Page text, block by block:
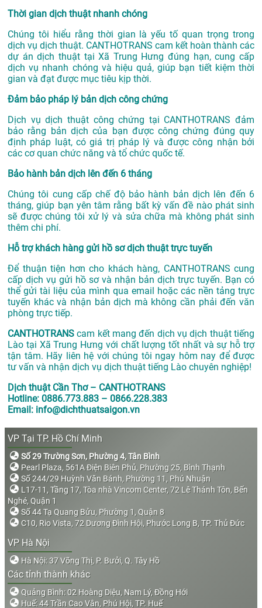
Thời gian dịch thuật nhanh chóng
Chúng tôi hiểu rằng thời gian là yếu tố quan trọng trong
dịch vụ dịch thuật. CANTHOTRANS cam kết hoàn thành các
dự ándịch thuật tại Xã Trung Hưng đúng hạn, cung cấp
dịch vụ nhanh chóng và hiệu quả, giúp bạn tiết kiệm thời
gian và đạt được mục tiêu kịp thời.
Đảm bảo pháp lý bản dịch công chứng
Dịch vụ dịch thuật công chứng tại CANTHOTRANS đảm
bảo rằng bản dịch của bạn được công chứng đúng quy
định pháp luật, có giá trị pháp lý và được công nhận bởi
các cơ quan chức năng và tổ chức quốc tế.
Bảo hành bản dịch lên đến 6 tháng
Chúng tôi cung cấp chế độ bảo hành bản dịch lên đến 6
tháng, giúp bạn yên tâm rằng bất kỳ vấn đề nào phát sinh
sẽ được chúng tôi xử lý và sửa chữa mà không phát sinh
thêm chi phí.
Hỗ trợ khách hàng gửi hồ sơ dịch thuật trực tuyến
Để thuận tiện hơn cho khách hàng, CANTHOTRANS cung
cấp dịch vụ gửi hồ sơ và nhận bản dịch trực tuyến. Bạn có
thể gửi tài liệu của mình qua email hoặc các nền tảng trực
tuyến khác và nhận bản dịch mà không cần phải đến văn
phòng trực tiếp.
CANTHOTRANS cam kết mang đến dịch vụ dịch thuật tiếng
Lào tại Xã Trung Hưng với chất lượng tốt nhất và sự hỗ trợ
tận tâm. Hãy liên hệ với chúng tôi ngay hôm nay để được
tư vấn và nhận dịch vụ dịch thuật tiếng Lào chuyên nghiệp!
Dịch thuật Cần Thơ – CANTHOTRANS
Hotline: 0886.773.883 – 0866.228.383
Email: info@dichthuatsaigon.vn
VP Tại TP. Hồ Chí Minh
Số 29 Trường Sơn, Phường 4, Tân Bình
Pearl Plaza, 561A Điện Biên Phủ, Phường 25, Bình Thạnh
Số 244/29 Huỳnh Văn Bánh, Phường 11, Phú Nhuận
L17-11, Tầng 17, Tòa nhà Vincom Center, 72 Lê Thánh Tôn, Bến
Nghé, Quận 1
Số 44 Tạ Quang Bửu, Phường 1, Quận 8
C10, Rio Vista, 72 Dương Đình Hội, Phước Long B, TP. Thủ Đức
VP Hà Nội
Hà Nội: 37 Võng Thị, P. Bưởi, Q. Tây Hồ
Các tỉnh thành khác
Quảng Bình: 02 Hoàng Diệu, Nam Lý, Đồng Hới
Huế: 44 Trần Cao Vân, Phú Hội, TP. Huế